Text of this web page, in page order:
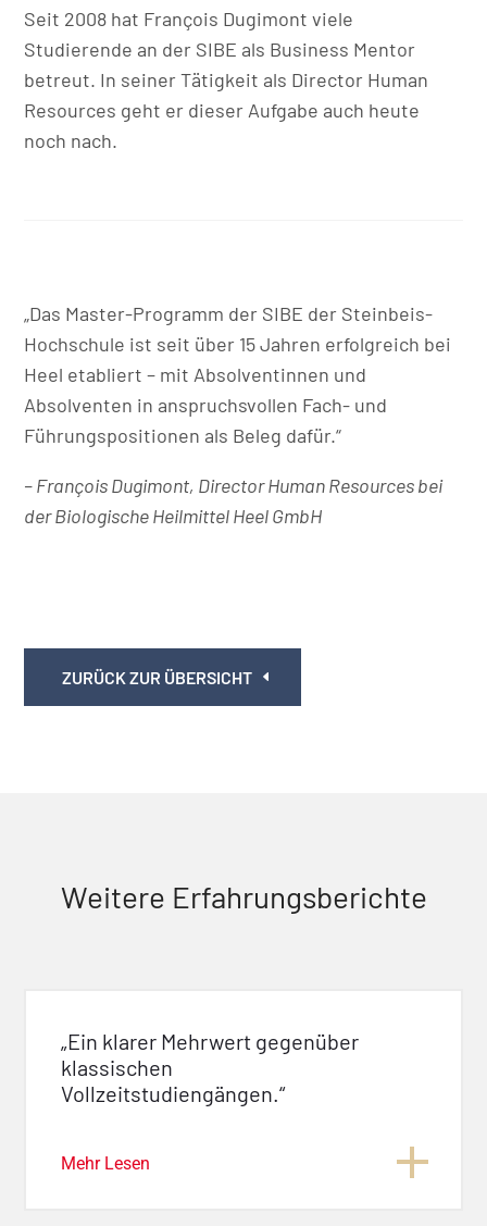
Seit 2008 hat François Dugimont viele
Studierende an der SIBE als Business Mentor
betreut. In seiner Tätigkeit als Director Human
Resources geht er dieser Aufgabe auch heute
noch nach.
„Das Master-Programm der SIBE der Steinbeis-
Hochschule ist seit über 15 Jahren erfolgreich bei
Heel etabliert – mit Absolventinnen und
Absolventen in anspruchsvollen Fach- und
Führungspositionen als Beleg dafür.“
– François Dugimont, Director Human Resources bei
der Biologische Heilmittel Heel GmbH
ZURÜCK ZUR ÜBERSICHT
Weitere Erfahrungsberichte
„Ein klarer Mehrwert gegenüber
klassischen
Vollzeitstudiengängen.“
Mehr Lesen